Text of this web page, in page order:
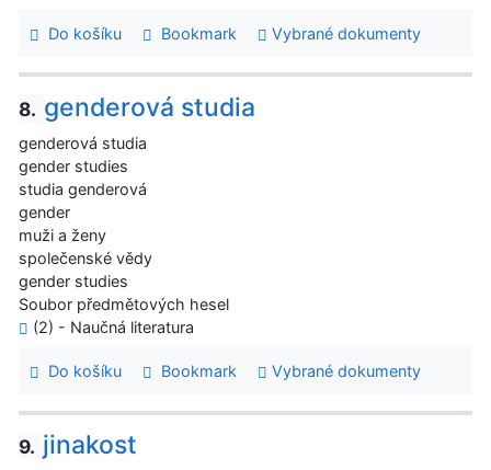
Do košíku Bookmark Vybrané dokumenty
8. genderová studia
genderová studia
gender studies
studia genderová
gender
muži a ženy
společenské vědy
gender studies
Soubor předmětových hesel
(2) - Naučná literatura
Do košíku Bookmark Vybrané dokumenty
9. jinakost